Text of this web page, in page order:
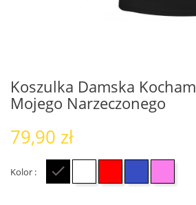
Koszulka Damska Kocham
Mojego Narzeczonego
79,90 zł
Kolor :